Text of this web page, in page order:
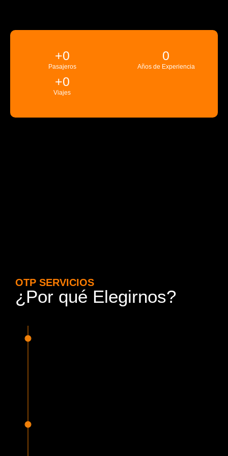
Pasajeros
+0
Años de Experiencia
0
Viajes
+0
OTP SERVICIOS
¿Por qué Elegirnos?